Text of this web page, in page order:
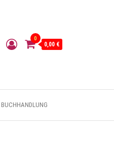
0
0,00 €
BUCHHANDLUNG